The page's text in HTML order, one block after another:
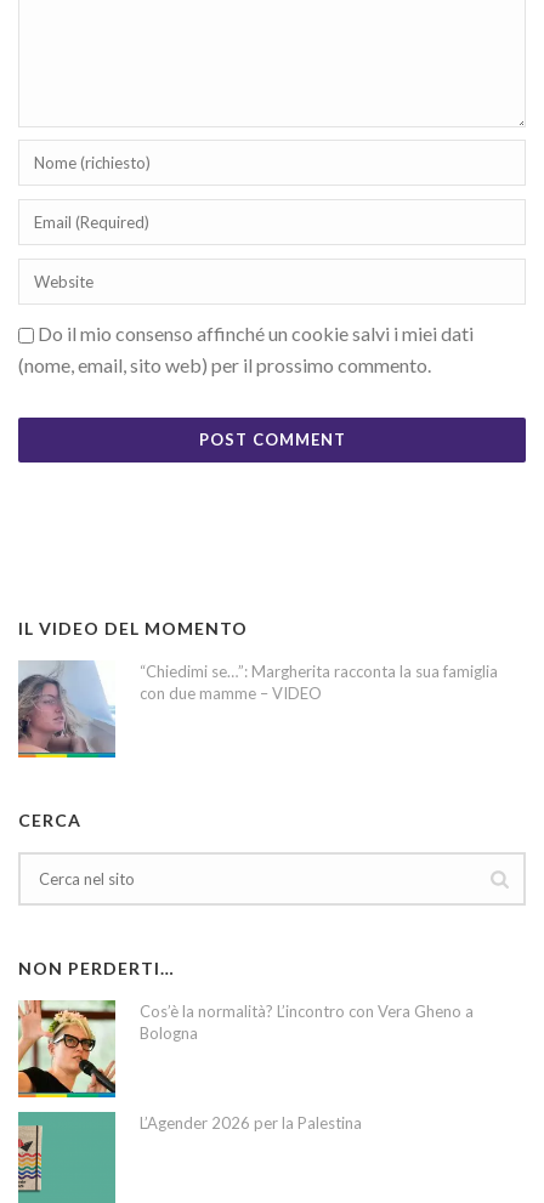
Do il mio consenso affinché un cookie salvi i miei dati
(nome, email, sito web) per il prossimo commento.
IL VIDEO DEL MOMENTO
“Chiedimi se…”: Margherita racconta la sua famiglia
con due mamme – VIDEO
CERCA
NON PERDERTI…
Cos’è la normalità? L’incontro con Vera Gheno a
Bologna
L’Agender 2026 per la Palestina